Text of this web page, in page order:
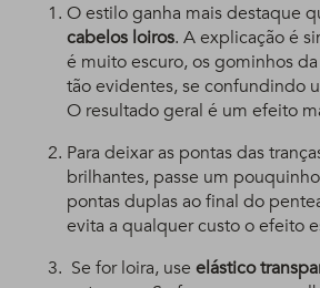
O estilo ganha mais destaque
cabelos loiros. A explicação é
é muito escuro, os gominhos
tão evidentes, se confundindo
O resultado geral é um efeito
Para deixar as pontas das
brilhantes, passe um
pontas duplas ao final do
evita a qualquer custo o efeito
Se for loira, use elástico